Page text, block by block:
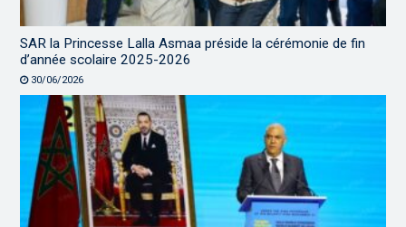
SAR la Princesse Lalla Asmaa préside la cérémonie de fin
d’année scolaire 2025-2026
30/06/2026